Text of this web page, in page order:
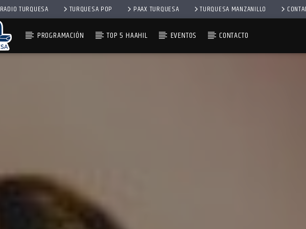
RADIO TURQUESA TURQUESA POP PAAX TURQUESA TURQUESA MANZANILLO
PROGRAMACIÓN TOP 5 HAAHIL EVENTOS CONTACTO